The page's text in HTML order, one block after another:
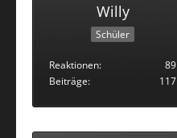
Willy
Schüler
Reaktionen
89
Beiträge
117